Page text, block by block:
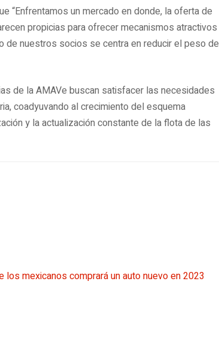
“Enfrentamos un mercado en donde, la oferta de
propicias para ofrecer mecanismos atractivos
de nuestros socios se centra en reducir el peso de
de la AMAVe buscan satisfacer las necesidades
coadyuvando al crecimiento del esquema
y la actualización constante de la flota de las
los mexicanos comprará un auto nuevo en 2023